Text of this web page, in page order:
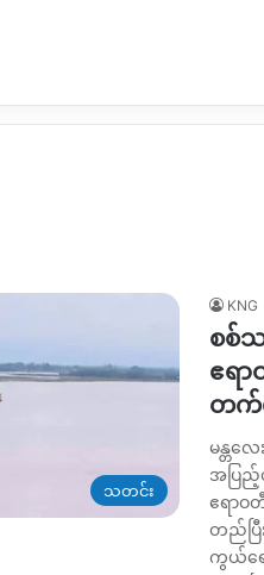
သတင်း
KNG
စစ်သ
ဧရ
တက်
မန္တလ
အပြည့်
ဧရာဝ
တည်ပ
ကွယ်ရ